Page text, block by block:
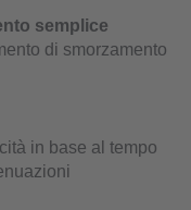
semplice
di smorzamento
in base al tempo